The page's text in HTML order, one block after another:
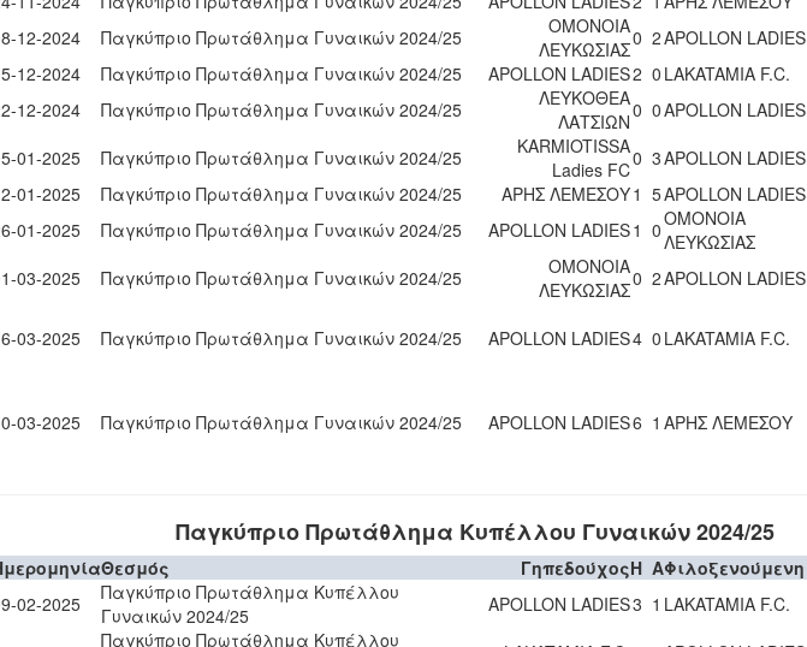
12-2024
Παγκύπριο Πρωτάθλημα Γυναικών 2024/25
ΟΜΟΝΟΙΑ
ΛΕΥΚΩΣΙΑΣ0 2APOLLON LADIES
12-2024
Παγκύπριο Πρωτάθλημα Γυναικών 2024/25 APOLLON LADIES2 0 LAKATAMIA F.C.
12-2024
Παγκύπριο Πρωτάθλημα Γυναικών 2024/25
ΛΕΥΚΟΘΕΑ
ΛΑΤΣΙΩΝ0 0APOLLON LADIES
01-2025
Παγκύπριο Πρωτάθλημα Γυναικών 2024/25
KARMIOTISSA
Ladies FC0 3APOLLON LADIES
01-2025
Παγκύπριο Πρωτάθλημα Γυναικών 2024/25 ΑΡΗΣ ΛΕΜΕΣΟΥ1 5APOLLON LADIES
01-2025
Παγκύπριο Πρωτάθλημα Γυναικών 2024/25 APOLLON LADIES1 0ΟΜΟΝΟΙΑ
ΛΕΥΚΩΣΙΑΣ
03-2025
Παγκύπριο Πρωτάθλημα Γυναικών 2024/25
ΟΜΟΝΟΙΑ
ΛΕΥΚΩΣΙΑΣ0 2APOLLON LADIES
03-2025 Παγκύπριο Πρωτάθλημα Γυναικών 2024/25 APOLLON LADIES4 0 LAKATAMIA F.C.
03-2025 Παγκύπριο Πρωτάθλημα Γυναικών 2024/25 APOLLON LADIES6 1 ΑΡΗΣ ΛΕΜΕΣΟΥ
Παγκύπριο Πρωτάθλημα Κυπέλλου Γυναικών 2024/25
Θεσμός ΓηπεδούχοςH AΦιλοξενούμενη
02-2025
Παγκύπριο Πρωτάθλημα Κυπέλλου
Γυναικών 2024/25
APOLLON LADIES3 1 LAKATAMIA F.C.
Παγκύπριο Πρωτάθλημα Κυπέλλου